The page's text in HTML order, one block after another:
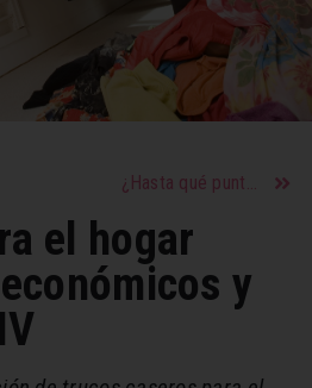
¿Hasta qué punto es importante el sexo en una relación de pareja?
el hogar
y